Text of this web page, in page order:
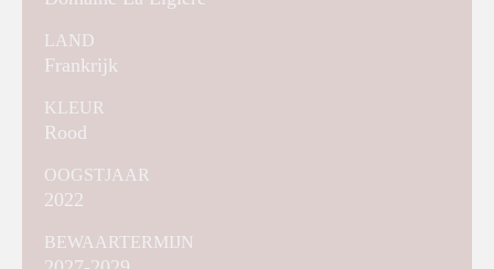
LAND
Frankrijk
KLEUR
Rood
OOGSTJAAR
2022
BEWAARTERMIJN